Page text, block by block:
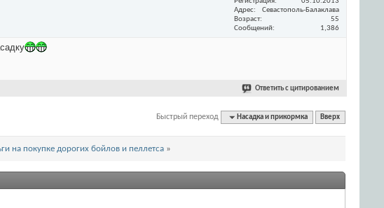
Адрес
Севастополь-Балаклава
Возраст
55
Сообщений
1,386
Ответить с цитированием
Быстрый переход Насадка и прикормка Вверх
на покупке дорогих бойлов и пеллетса »